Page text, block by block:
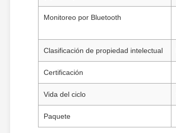
Monitoreo por Bluetooth
Clasificación de propiedad intelectual
Certificación
Vida del ciclo
Paquete